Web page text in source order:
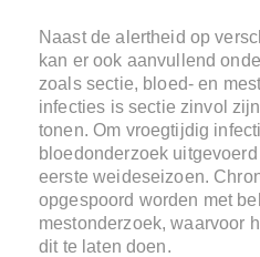
Naast de alertheid op
kan er ook aanvullend
zoals sectie, bloed- en
infecties is sectie zinvol
tonen. Om vroegtijdig
bloedonderzoek
eerste weideseizoen.
opgespoord worden met
mestonderzoek, waarvoor
dit te laten doen.